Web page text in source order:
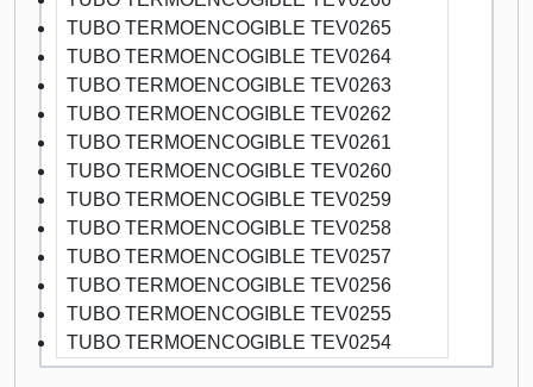
TUBO TERMOENCOGIBLE TEV0265
TUBO TERMOENCOGIBLE TEV0264
TUBO TERMOENCOGIBLE TEV0263
TUBO TERMOENCOGIBLE TEV0262
TUBO TERMOENCOGIBLE TEV0261
TUBO TERMOENCOGIBLE TEV0260
TUBO TERMOENCOGIBLE TEV0259
TUBO TERMOENCOGIBLE TEV0258
TUBO TERMOENCOGIBLE TEV0257
TUBO TERMOENCOGIBLE TEV0256
TUBO TERMOENCOGIBLE TEV0255
TUBO TERMOENCOGIBLE TEV0254